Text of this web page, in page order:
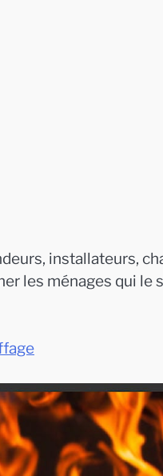
installateurs,
les ménages qui le